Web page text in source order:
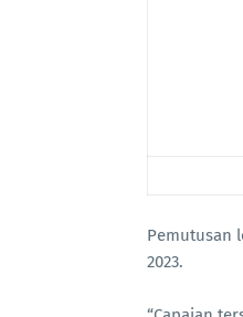
Pemutusan
2023.